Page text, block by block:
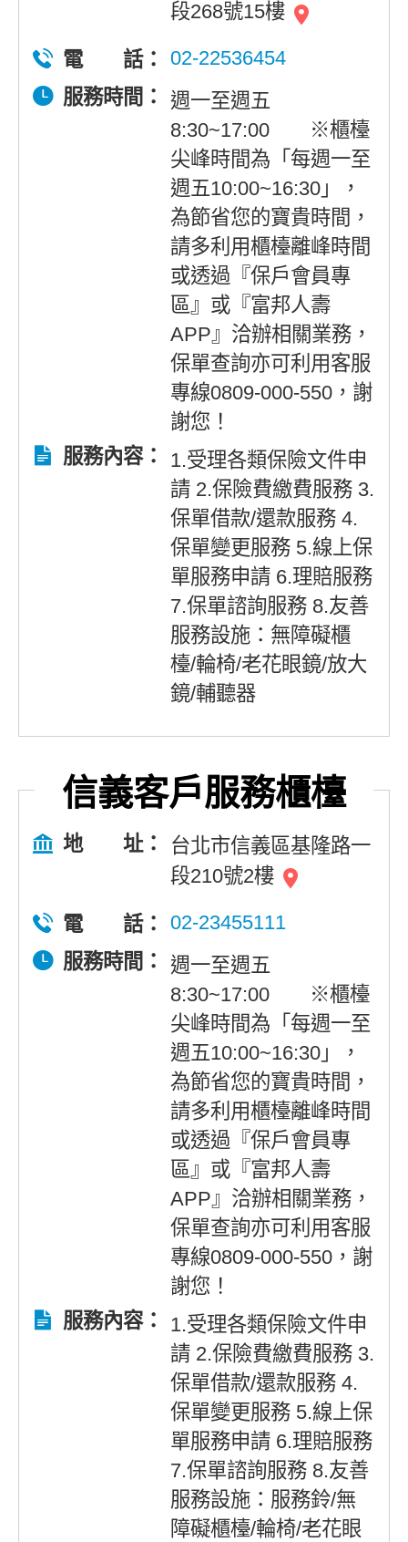
段268號15樓
電 話：
02-22536454
服務時間：
週一至週五
8:30~17:00 ※櫃檯
尖峰時間為「每週一至
週五10:00~16:30」，
為節省您的寶貴時間，
請多利用櫃檯離峰時間
或透過『保戶會員專
區』或『富邦人壽
APP』洽辦相關業務，
保單查詢亦可利用客服
專線0809-000-550，謝
謝您！
服務內容：
1.受理各類保險文件申
請 2.保險費繳費服務 3.
保單借款/還款服務 4.
保單變更服務 5.線上保
單服務申請 6.理賠服務
7.保單諮詢服務 8.友善
服務設施：無障礙櫃
檯/輪椅/老花眼鏡/放大
鏡/輔聽器
信義客戶服務櫃檯
地 址：
台北市信義區基隆路一
段210號2樓
電 話：
02-23455111
服務時間：
週一至週五
8:30~17:00 ※櫃檯
尖峰時間為「每週一至
週五10:00~16:30」，
為節省您的寶貴時間，
請多利用櫃檯離峰時間
或透過『保戶會員專
區』或『富邦人壽
APP』洽辦相關業務，
保單查詢亦可利用客服
專線0809-000-550，謝
謝您！
服務內容：
1.受理各類保險文件申
請 2.保險費繳費服務 3.
保單借款/還款服務 4.
保單變更服務 5.線上保
單服務申請 6.理賠服務
7.保單諮詢服務 8.友善
服務設施：服務鈴/無
障礙櫃檯/輪椅/老花眼